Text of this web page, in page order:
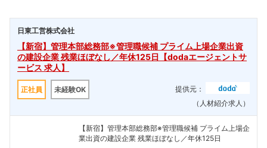
日東工営株式会社
【新宿】管理本部総務部※管理職候補 プライム上場企業出資
の建設企業 残業ほぼなし／年休125日【dodaエージェントサ
ービス 求人】
正社員 未経験OK
提供元：
（人材紹介求人）
【新宿】管理本部総務部※管理職候補 プライム上場企
業出資の建設企業 残業ほぼなし／年休125日